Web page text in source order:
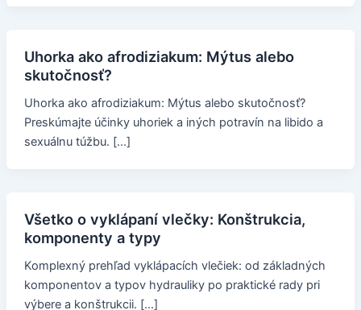
Uhorka ako afrodiziakum: Mýtus alebo
skutočnosť?
Uhorka ako afrodiziakum: Mýtus alebo skutočnosť?
Preskúmajte účinky uhoriek a iných potravín na libido a
sexuálnu túžbu. […]
Všetko o vyklápaní vlečky: Konštrukcia,
komponenty a typy
Komplexný prehľad vyklápacích vlečiek: od základných
komponentov a typov hydrauliky po praktické rady pri
výbere a konštrukcii. […]